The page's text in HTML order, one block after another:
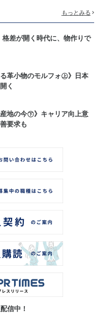
もっとみる
格差が開く時代に、物作りで
革小物のモルフォ㊤》日本
く
地の今㊦》キャリア向上意
要求も
信中！